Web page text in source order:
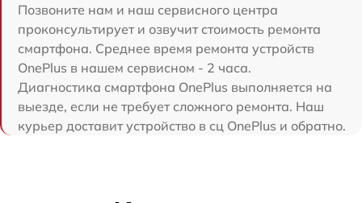
Позвоните нам и наш сервисного центра
проконсультирует и озвучит стоимость ремонта
смартфона. Среднее время ремонта устройств
OnePlus в нашем сервисном - 2 часа.
Диагностика смартфона OnePlus выполняется на
выезде, если не требует сложного ремонта. Наш
курьер доставит устройство в сц OnePlus и обратно.